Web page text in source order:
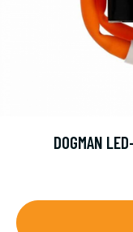
DOGMAN